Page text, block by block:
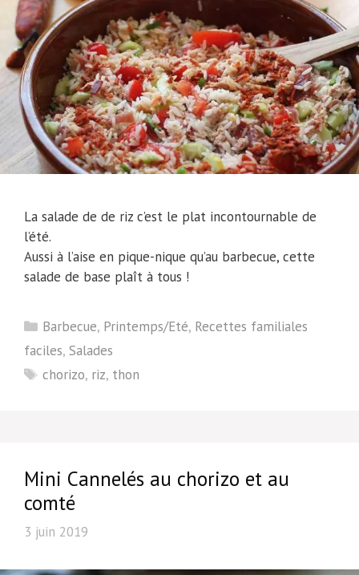
La salade de de riz c’est le plat incontournable de
l’été.
Aussi à l’aise en pique-nique qu’au barbecue, cette
salade de base plaît à tous !
Catégories
Barbecue, Printemps/Eté, Recettes familiales
faciles, Salades
Étiquettes
chorizo, riz, thon
Mini Cannelés au chorizo et au
comté
3 juin 2019